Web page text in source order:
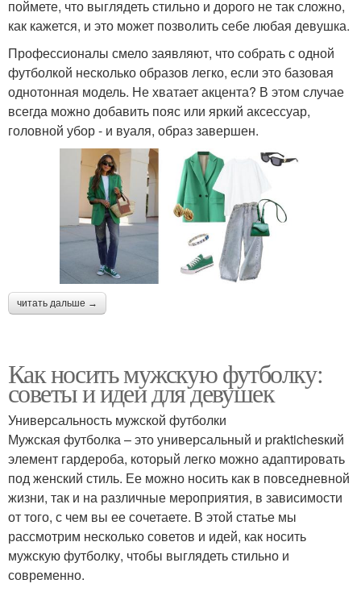
поймете, что выглядеть стильно и дорого не так сложно,
как кажется, и это может позволить себе любая девушка.
Профессионалы смело заявляют, что собрать с одной
футболкой несколько образов легко, если это базовая
однотонная модель. Не хватает акцента? В этом случае
всегда можно добавить пояс или яркий аксессуар,
головной убор - и вуаля, образ завершен.
читать дальше →
Как носить мужскую футболку:
советы и идеи для девушек
Универсальность мужской футболки
Мужская футболка – это универсальный и praktichesкий
элемент гардероба, который легко можно адаптировать
под женский стиль. Ее можно носить как в повседневной
жизни, так и на различные мероприятия, в зависимости
от того, с чем вы ее сочетаете. В этой статье мы
рассмотрим несколько советов и идей, как носить
мужскую футболку, чтобы выглядеть стильно и
современно.